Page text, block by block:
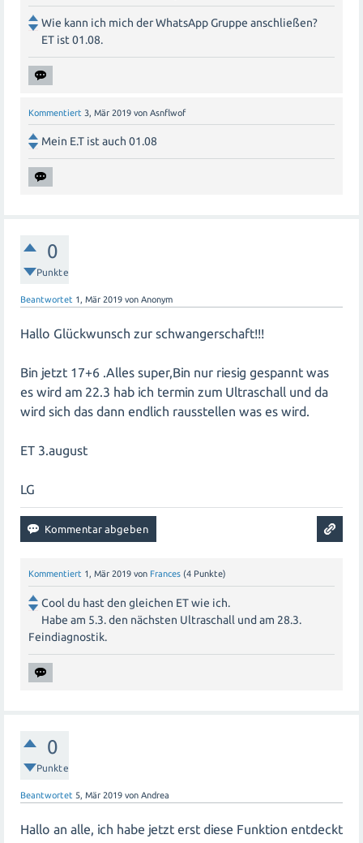
Wie kann ich mich der WhatsApp Gruppe anschließen?
ET ist 01.08.
Kommentiert 3, Mär 2019 von Asnflwof
Mein E.T ist auch 01.08
0
Punkte
Beantwortet 1, Mär 2019 von Anonym
Hallo Glückwunsch zur schwangerschaft!!!
Bin jetzt 17+6 .Alles super,Bin nur riesig gespannt was
es wird am 22.3 hab ich termin zum Ultraschall und da
wird sich das dann endlich rausstellen was es wird.
ET 3.august
LG
Kommentiert 1, Mär 2019 von Frances (4 Punkte)
Cool du hast den gleichen ET wie ich.
Habe am 5.3. den nächsten Ultraschall und am 28.3.
Feindiagnostik.
0
Punkte
Beantwortet 5, Mär 2019 von Andrea
Hallo an alle, ich habe jetzt erst diese Funktion entdeckt